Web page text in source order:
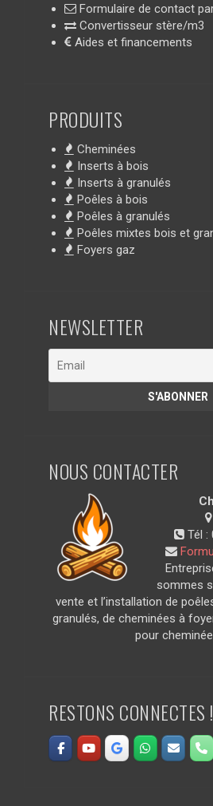
Formulaire de contact
Convertisseur stère/m3
Aides et financements
PRODUITS
Cheminées
Inserts à bois
Inserts à granulés
Poêles à bois
Poêles à granulés
Poêles mixtes bois et
Foyers gaz
NEWSLETTER
NOUS CONTACTER
Tél :
sommes
vente et l’installation de
granulés, de cheminées à
pour
RESTONS CONNECTES !